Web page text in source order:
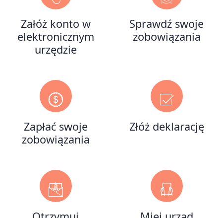
Załóż konto w
elektronicznym
urzędzie
Sprawdź swoje
zobowiązania
Zapłać swoje
zobowiązania
Złóż deklarację